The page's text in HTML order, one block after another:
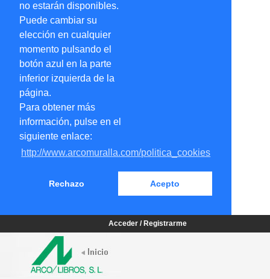
no estarán disponibles.
Puede cambiar su
elección en cualquier
momento pulsando el
botón azul en la parte
inferior izquierda de la
página.
Para obtener más
información, pulse en el
siguiente enlace:
http://www.arcomuralla.com/politica_cookies
Rechazo Acepto
Acceder / Registrarme